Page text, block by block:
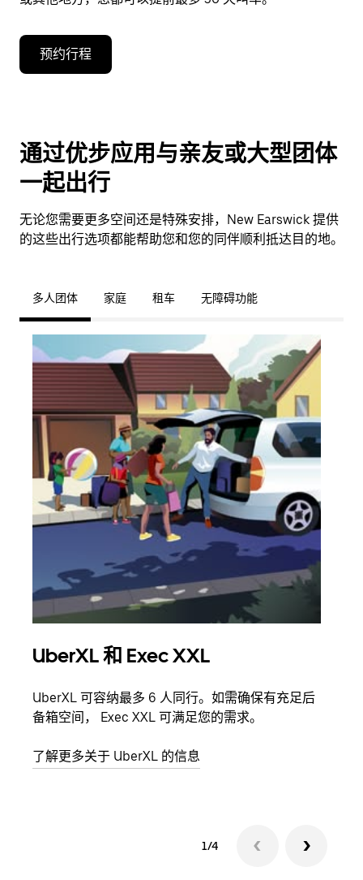
预约行程
通过优步应用与亲友或大型团体
一起出行
无论您需要更多空间还是特殊安排，New Earswick 提供
的这些出行选项都能帮助您和您的同伴顺利抵达目的地。
多人团体 家庭 租车 无障碍功能
UberXL 和 Exec XXL
UberXL 可容纳最多 6 人同行。如需确保有充足后
备箱空间， Exec XXL 可满足您的需求。
了解更多关于 UberXL 的信息
1/4